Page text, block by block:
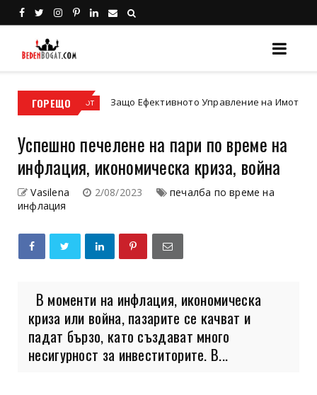
ГОРЕЩО
имот Защо Ефективното Управление на Имоти е Ключът
Успешно печелене на пари по време на
инфлация, икономическа криза, война
Vasilena 2/08/2023
печалба по време на
инфлация
В моменти на инфлация, икономическа
криза или война, пазарите се качват и
падат бързо, като създават много
несигурност за инвеститорите. В...